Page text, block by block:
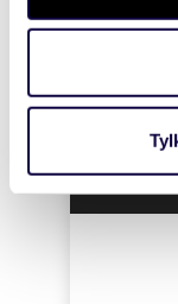
zmienić lub
Wykorzystujemy
i reklam, aby
korzystasz z
Partnerzy mogą
korzystania z ich